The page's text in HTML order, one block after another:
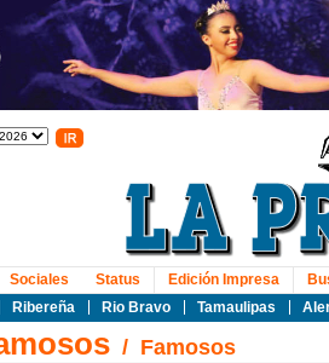
Ribereña Rio Bravo Tamaulipas
Sociales Status Edición Impresa
/ Famosos